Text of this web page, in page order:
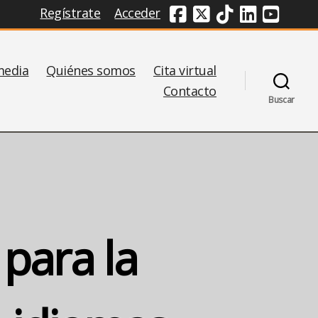
Regístrate Acceder Redes Sociales
Quiénes somos
Cita virtual
Contacto
Buscar
la